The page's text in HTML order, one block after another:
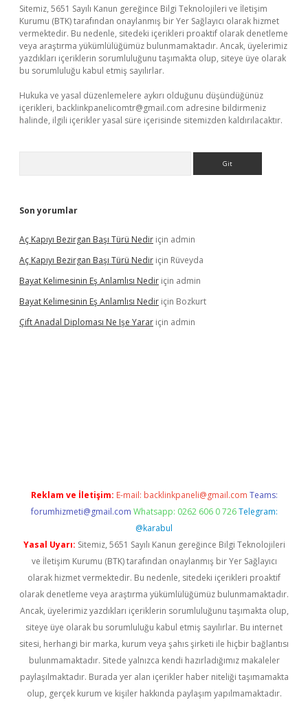
Sitemiz, 5651 Sayılı Kanun gereğince Bilgi Teknolojileri ve İletişim
Kurumu (BTK) tarafından onaylanmış bir Yer Sağlayıcı olarak hizmet
vermektedir. Bu nedenle, sitedeki içerikleri proaktif olarak denetleme
veya araştırma yükümlülüğümüz bulunmamaktadır. Ancak, üyelerimiz
yazdıkları içeriklerin sorumluluğunu taşımakta olup, siteye üye olarak
bu sorumluluğu kabul etmiş sayılırlar.
Hukuka ve yasal düzenlemelere aykırı olduğunu düşündüğünüz
içerikleri, backlinkpanelicomtr@gmail.com adresine bildirmeniz
halinde, ilgili içerikler yasal süre içerisinde sitemizden kaldırılacaktır.
Son yorumlar
Aç Kapıyı Bezirgan Başı Türü Nedir için admin
Aç Kapıyı Bezirgan Başı Türü Nedir için Rüveyda
Bayat Kelimesinin Eş Anlamlısı Nedir için admin
Bayat Kelimesinin Eş Anlamlısı Nedir için Bozkurt
Çift Anadal Diploması Ne Işe Yarar için admin
Reklam ve İletişim: E-mail: backlinkpaneli@gmail.com Teams:
forumhizmeti@gmail.com Whatsapp: 0262 606 0 726 Telegram:
@karabul
Yasal Uyarı: Sitemiz, 5651 Sayılı Kanun gereğince Bilgi Teknolojileri
ve İletişim Kurumu (BTK) tarafından onaylanmış bir Yer Sağlayıcı
olarak hizmet vermektedir. Bu nedenle, sitedeki içerikleri proaktif
olarak denetleme veya araştırma yükümlülüğümüz bulunmamaktadır.
Ancak, üyelerimiz yazdıkları içeriklerin sorumluluğunu taşımakta olup,
siteye üye olarak bu sorumluluğu kabul etmiş sayılırlar. Bu internet
sitesi, herhangi bir marka, kurum veya şahıs şirketi ile hiçbir bağlantısı
bulunmamaktadır. Sitede yalnızca kendi hazırladığımız makaleler
paylaşılmaktadır. Burada yer alan içerikler haber niteliği taşımamakta
olup, gerçek kurum ve kişiler hakkında paylaşım yapılmamaktadır.